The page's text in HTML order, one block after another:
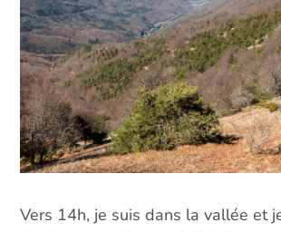
Vers 14h, je suis dans la vallée et